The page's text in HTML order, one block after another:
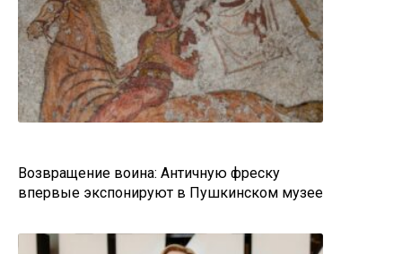
Возвращение воина: Античную фреску
впервые экспонируют в Пушкинском музее